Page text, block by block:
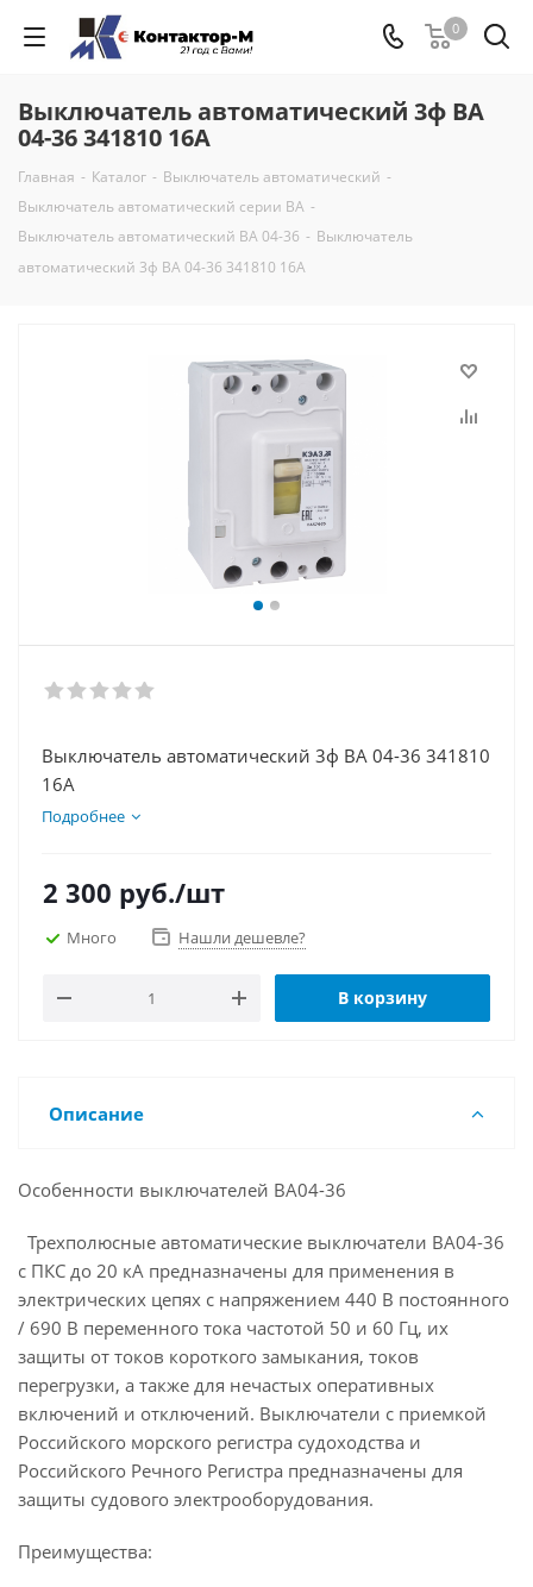
0
Выключатель автоматический 3ф ВА
04-36 341810 16А
Главная - Каталог - Выключатель автоматический -
Выключатель автоматический серии ВА -
Выключатель автоматический ВА 04-36 - Выключатель
автоматический 3ф ВА 04-36 341810 16А
Выключатель автоматический 3ф ВА 04-36 341810
16А
Подробнее
2 300 руб./шт
Много Нашли дешевле?
В корзину
Описание
Особенности выключателей ВА04-36
Трехполюсные автоматические выключатели ВА04-36
с ПКС до 20 кА предназначены для применения в
электрических цепях с напряжением 440 В постоянного
/ 690 В переменного тока частотой 50 и 60 Гц, их
защиты от токов короткого замыкания, токов
перегрузки, а также для нечастых оперативных
включений и отключений. Выключатели с приемкой
Российского морского регистра судоходства и
Российского Речного Регистра предназначены для
защиты судового электрооборудования.
Преимущества: